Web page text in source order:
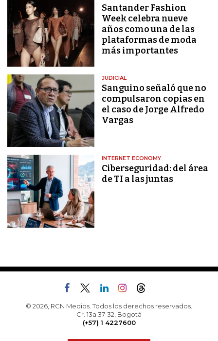
Santander Fashion
Week celebra nueve
años como una de las
plataformas de moda
más importantes
JUDICIAL
Sanguino señaló que no
compulsaron copias en
el caso de Jorge Alfredo
Vargas
INTERNET ECONOMY
Ciberseguridad: del área
de TI a las juntas
© 2026, RCN Medios. Todos los derechos reservados.
Cr. 13a 37-32, Bogotá
(+57) 1 4227600